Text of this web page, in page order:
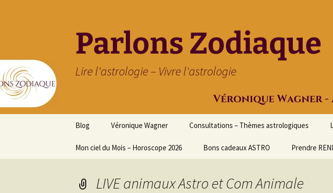
Parlons Zodiaque
Lire l'astrologie – Vivre l'astrologie
contenu
Blog Véronique Wagner Consultations – Thèmes astrologiques
Mon ciel du Mois – Horoscope 2026 Bons cadeaux ASTRO Prendre
LIVE animaux Astro et Com Animale